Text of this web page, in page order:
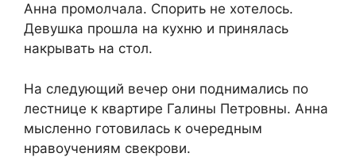
Анна промолчала. Спорить не хотелось.
Девушка прошла на кухню и принялась
накрывать на стол.
На следующий вечер они поднимались по
лестнице к квартире Галины Петровны. Анна
мысленно готовилась к очередным
нравоучениям свекрови.